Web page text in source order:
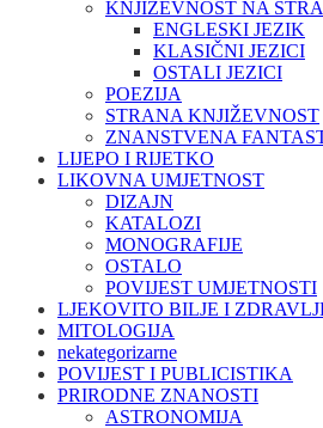
KNJIŽEVNOST NA
ENGLESKI JEZIK
KLASIČNI JEZICI
OSTALI JEZICI
POEZIJA
STRANA KNJIŽEVNOST
ZNANSTVENA
LIJEPO I RIJETKO
LIKOVNA UMJETNOST
DIZAJN
KATALOZI
MONOGRAFIJE
OSTALO
POVIJEST UMJETNOSTI
LJEKOVITO BILJE I
MITOLOGIJA
nekategorizarne
POVIJEST I PUBLICISTIKA
PRIRODNE ZNANOSTI
ASTRONOMIJA